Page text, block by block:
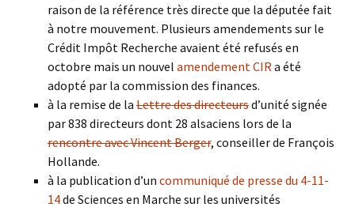
raison de la référence très directe que la députée fait
à notre mouvement. Plusieurs amendements sur le
Crédit Impôt Recherche avaient été refusés en
octobre mais un nouvel amendement CIR a été
adopté par la commission des finances.
à la remise de la Lettre des directeursd’unité signée
par 838 directeurs dont 28 alsaciens lors de la
rencontre avec Vincent Berger, conseiller de François
Hollande.
à la publication d’un communiqué de presse du 4-11-
14de Sciences en Marche sur les universités